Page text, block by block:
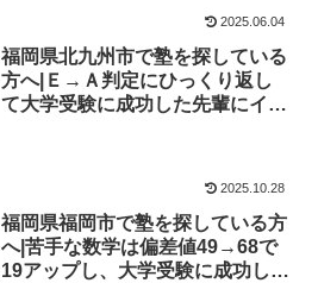
2025.06.04
福岡県北九州市で塾を探している
方へ|Ｅ→Ａ判定にひっくり返し
て大学受験に成功した先輩にイン
2025.10.28
福岡県福岡市で塾を探している方
へ|苦手な数学は偏差値49→68で
19アップし、大学受験に成功した